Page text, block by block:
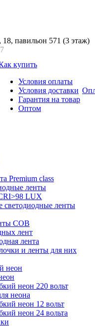
павильон 571 (3 этаж)
купить
Условия оплаты
Условия доставки
Гарантия на товар
Оптом
Premium class
ленты
LUX
ленты
COB
лент
лента
и ленты для них
неон 220 вольт
неона
неон 12 вольт
неон 24 вольта